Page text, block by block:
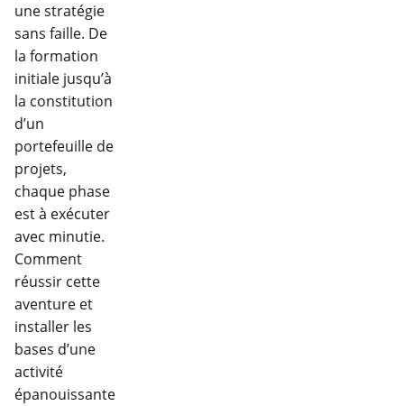
une stratégie
sans faille. De
la formation
initiale jusqu’à
la constitution
d’un
portefeuille de
projets,
chaque phase
est à exécuter
avec minutie.
Comment
réussir cette
aventure et
installer les
bases d’une
activité
épanouissante